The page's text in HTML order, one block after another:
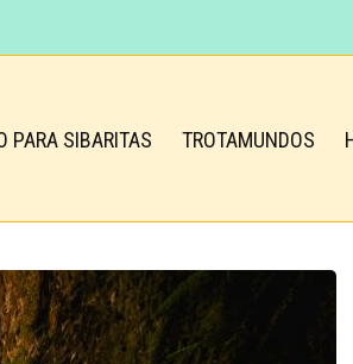
PARA SIBARITAS TROTAMUNDOS